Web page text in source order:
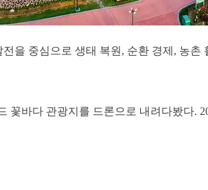
을 중심으로 생태 복원, 순환 경제, 농
꽃바다 관광지를 드론으로 내려다봤다.